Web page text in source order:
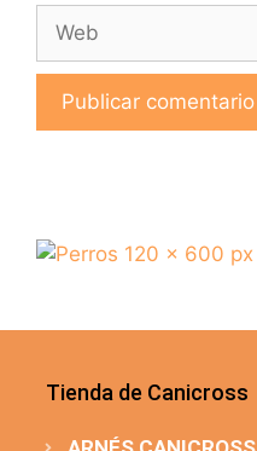
Tienda de Canicross